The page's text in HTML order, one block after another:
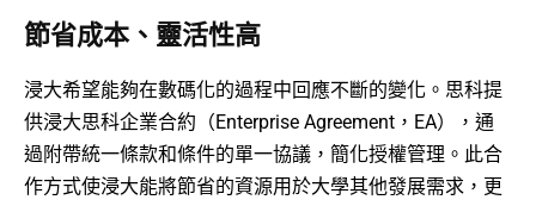
節省成本、靈活性高
浸大希望能夠在數碼化的過程中回應不斷的變化。思科提
供浸大思科企業合約（Enterprise Agreement，EA），通
過附帶統一條款和條件的單一協議，簡化授權管理。此合
作方式使浸大能將節省的資源用於大學其他發展需求，更